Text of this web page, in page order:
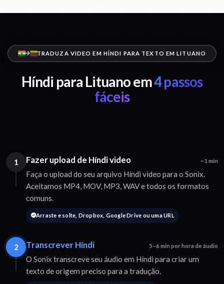
TRADUZA VIDEO EM HÍNDI PARA TEXTO EM LITUANO
Híndi para Lituano em4 passos
fáceis
1 Fazer upload de Híndi video ~1 min
Faça o upload do seu arquivo Híndi video para o Sonix.
Aceitamos MP4, MOV, MP3, WAV e todos os formatos
comuns.
Arraste e solte, Dropbox, Google Drive ou uma URL
2 Transcrever Híndi 5–6 min por hora de áudio
O Sonix transcreve seu áudio em Híndi para criar um
texto de origem preciso para a tradução.